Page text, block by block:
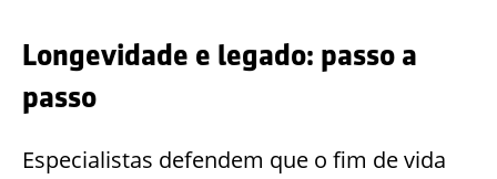
Longevidade e legado: passo a
passo
Especialistas defendem que o fim de vida